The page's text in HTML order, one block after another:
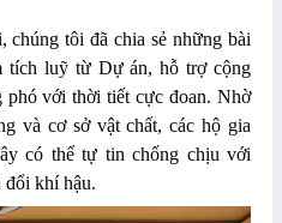
chúng tôi đã chia sẻ những bài
tích luỹ từ Dự án, hỗ trợ cộng
phó với thời tiết cực đoan. Nhờ
và cơ sở vật chất, các hộ gia
có thể tự tin chống chịu với
đổi khí hậu.